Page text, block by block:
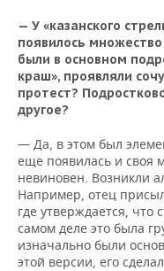
— У «казанского
появилось
были в основном
краш», проявляли
протест?
другое?
— Да, в этом был
еще появилась и своя
невиновен. Возникли
Например, отец
где утверждается, что
самом деле это была
изначально были
этой версии, его